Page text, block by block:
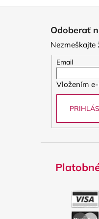
Odoberať
Nezmeškajte
Email
Vložením